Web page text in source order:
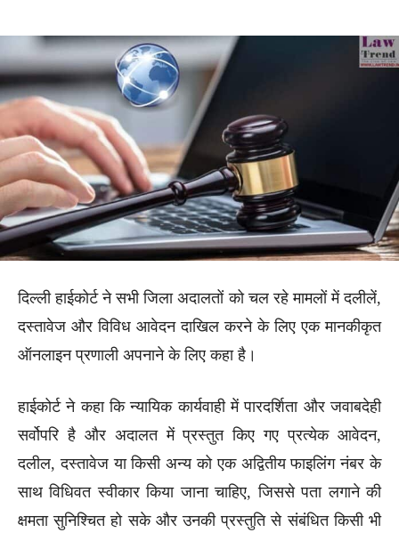
दिल्ली हाईकोर्ट ने सभी जिला अदालतों को चल रहे मामलों में दलीलें,
दस्तावेज और विविध आवेदन दाखिल करने के लिए एक मानकीकृत
ऑनलाइन प्रणाली अपनाने के लिए कहा है।
हाईकोर्ट ने कहा कि न्यायिक कार्यवाही में पारदर्शिता और जवाबदेही
सर्वोपरि है और अदालत में प्रस्तुत किए गए प्रत्येक आवेदन,
दलील, दस्तावेज या किसी अन्य को एक अद्वितीय फाइलिंग नंबर के
साथ विधिवत स्वीकार किया जाना चाहिए, जिससे पता लगाने की
क्षमता सुनिश्चित हो सके और उनकी प्रस्तुति से संबंधित किसी भी